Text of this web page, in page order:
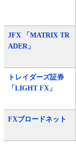
JFX 「MATRIX TR
ADER」
トレイダーズ証券
「LIGHT FX」
FXブロードネット